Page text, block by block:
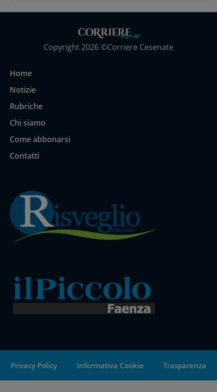
Copyright 2026 ©Corriere Cesenate
Home
Notizie
Rubriche
Chi siamo
Come abbonarsi
Contatti
Privacy Policy Informativa Cookie Trasparenza